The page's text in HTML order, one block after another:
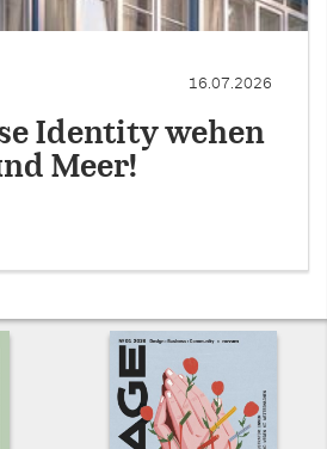
16.07.2026
Identity wehen
Meer!